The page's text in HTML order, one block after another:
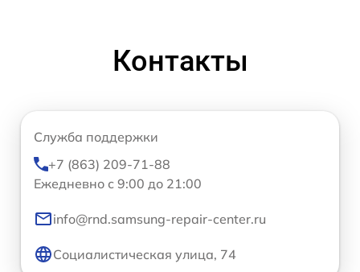
Контакты
Служба поддержки
+7 (863) 209-71-88
Ежедневно с 9:00 до 21:00
info@rnd.samsung-repair-center.ru
Социалистическая улица, 74